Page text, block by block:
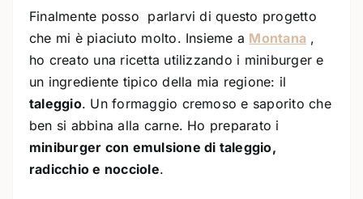
Finalmente posso parlarvi di questo progetto
che mi è piaciuto molto. Insieme a Montana ,
ho creato una ricetta utilizzando i miniburger e
un ingrediente tipico della mia regione: il
taleggio. Un formaggio cremoso e saporito che
ben si abbina alla carne. Ho preparato i
miniburger con emulsione di taleggio,
radicchio e nocciole.